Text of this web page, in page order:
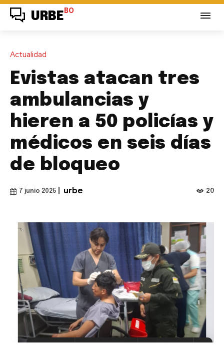
URBE BO
Actualidad
Evistas atacan tres
ambulancias y
hieren a 50 policías y
médicos en seis días
de bloqueo
7 junio 2025 urbe 20